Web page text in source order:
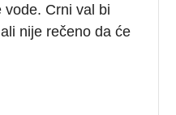
vode. Crni val bi
nije rečeno da će